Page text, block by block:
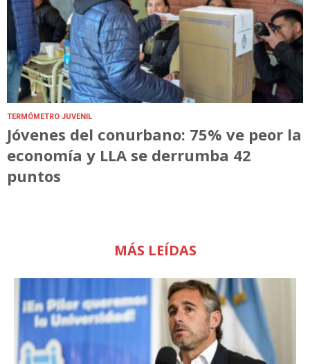
TERMÓMETRO JUVENIL
Jóvenes del conurbano: 75% ve peor la
economía y LLA se derrumba 42
puntos
MÁS LEÍDAS